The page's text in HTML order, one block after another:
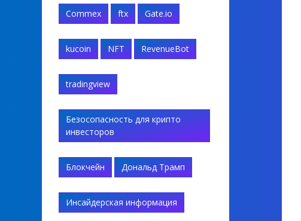
Commex ftx Gate.io
kucoin NFT RevenueBot
tradingview
Безосопасность для крипто
инвесторов
Блокчейн Дональд Трамп
Инсайдерская информация